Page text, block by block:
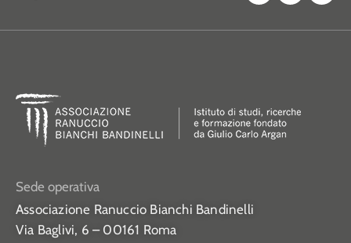
Sede operativa
Associazione Ranuccio Bianchi Bandinelli
Via Baglivi, 6 – 00161 Roma